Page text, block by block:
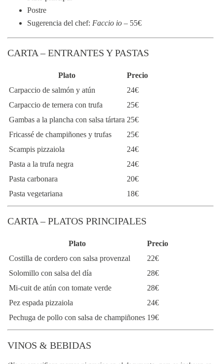
Postre
Sugerencia del chef: Faccio io – 55€
CARTA – ENTRANTES Y PASTAS
Plato
Precio
Carpaccio de salmón y atún
24€
Carpaccio de ternera con trufa
25€
Gambas a la plancha con salsa tártara 25€
Fricassé de champiñones y trufas
25€
Scampis pizzaiola
24€
Pasta a la trufa negra
24€
Pasta carbonara
20€
Pasta vegetariana
18€
CARTA – PLATOS PRINCIPALES
Plato
Precio
Costilla de cordero con salsa provenzal
22€
Solomillo con salsa del día
28€
Mi-cuit de atún con tomate verde
28€
Pez espada pizzaiola
24€
Pechuga de pollo con salsa de champiñones 19€
VINOS & BEBIDAS